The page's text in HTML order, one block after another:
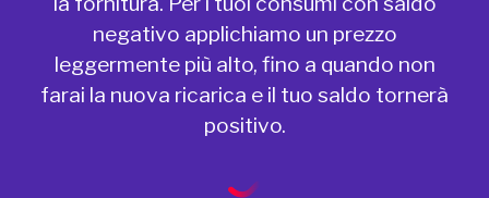
negativo applichiamo un prezzo
leggermente più alto, fino a quando non
farai la nuova ricarica e il tuo saldo tornerà
positivo.